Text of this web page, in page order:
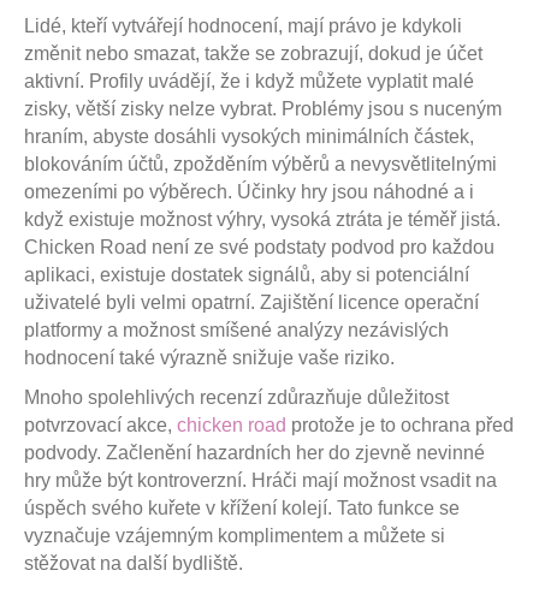
Lidé, kteří vytvářejí hodnocení, mají právo je kdykoli
změnit nebo smazat, takže se zobrazují, dokud je účet
aktivní. Profily uvádějí, že i když můžete vyplatit malé
zisky, větší zisky nelze vybrat. Problémy jsou s nuceným
hraním, abyste dosáhli vysokých minimálních částek,
blokováním účtů, zpožděním výběrů a nevysvětlitelnými
omezeními po výběrech. Účinky hry jsou náhodné a i
když existuje možnost výhry, vysoká ztráta je téměř jistá.
Chicken Road není ze své podstaty podvod pro každou
aplikaci, existuje dostatek signálů, aby si potenciální
uživatelé byli velmi opatrní. Zajištění licence operační
platformy a možnost smíšené analýzy nezávislých
hodnocení také výrazně snižuje vaše riziko.
Mnoho spolehlivých recenzí zdůrazňuje důležitost
potvrzovací akce, chicken road protože je to ochrana před
podvody. Začlenění hazardních her do zjevně nevinné
hry může být kontroverzní. Hráči mají možnost vsadit na
úspěch svého kuřete v křížení kolejí. Tato funkce se
vyznačuje vzájemným komplimentem a můžete si
stěžovat na další bydliště.